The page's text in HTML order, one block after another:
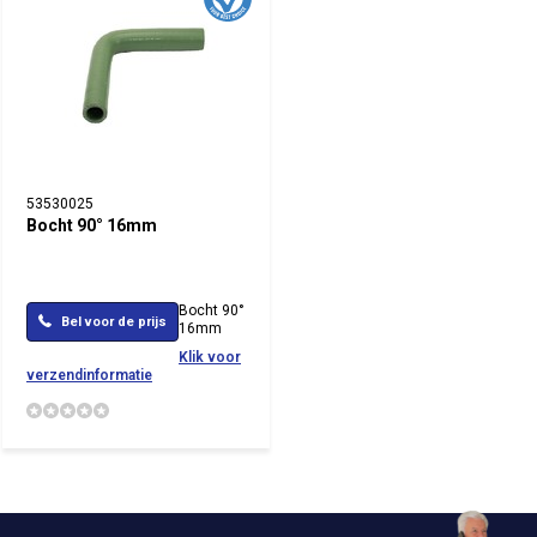
53530025
Bocht 90° 16mm
Bel voor de prijs
Bocht 90°
16mm
Klik voor
verzendinformatie